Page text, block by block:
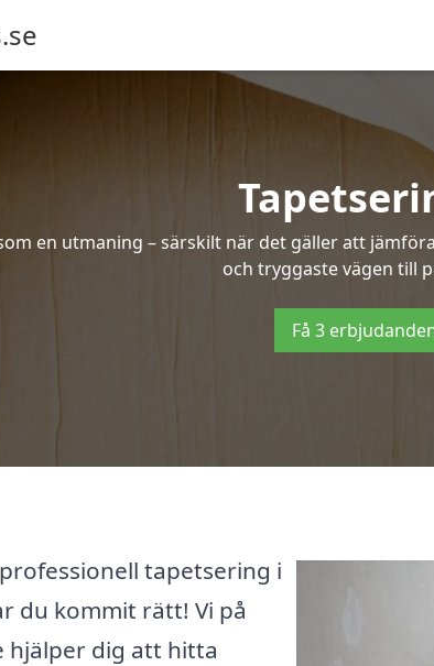
en utmaning – särskilt när det gäller att
och tryggaste vägen till
Få 3
tapetsering i
du kommit rätt! Vi på
hjälper dig att hitta